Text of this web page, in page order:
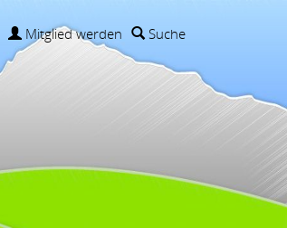
Mitglied werden
Suche